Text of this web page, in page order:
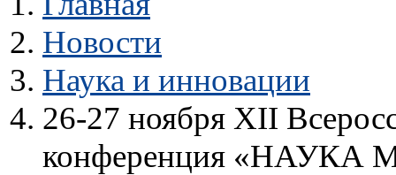
Новости
Наука и инновации
26-27 ноября XII
конференция